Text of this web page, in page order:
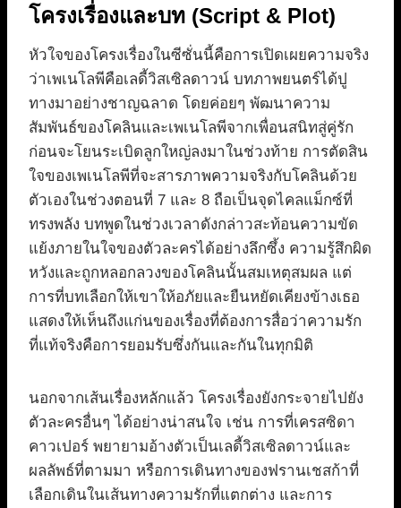
โครงเรื่องและบท (Script & Plot)
หัวใจของโครงเรื่องในซีซั่นนี้คือการเปิดเผยความจริง
ว่าเพเนโลพีคือเลดี้วิสเซิลดาวน์ บทภาพยนตร์ได้ปู
ทางมาอย่างชาญฉลาด โดยค่อยๆ พัฒนาความ
สัมพันธ์ของโคลินและเพเนโลพีจากเพื่อนสนิทสู่คู่รัก
ก่อนจะโยนระเบิดลูกใหญ่ลงมาในช่วงท้าย การตัดสิน
ใจของเพเนโลพีที่จะสารภาพความจริงกับโคลินด้วย
ตัวเองในช่วงตอนที่ 7 และ 8 ถือเป็นจุดไคลแม็กซ์ที่
ทรงพลัง บทพูดในช่วงเวลาดังกล่าวสะท้อนความขัด
แย้งภายในใจของตัวละครได้อย่างลึกซึ้ง ความรู้สึกผิด
หวังและถูกหลอกลวงของโคลินนั้นสมเหตุสมผล แต่
การที่บทเลือกให้เขาให้อภัยและยืนหยัดเคียงข้างเธอ
แสดงให้เห็นถึงแก่นของเรื่องที่ต้องการสื่อว่าความรัก
ที่แท้จริงคือการยอมรับซึ่งกันและกันในทุกมิติ
นอกจากเส้นเรื่องหลักแล้ว โครงเรื่องยังกระจายไปยัง
ตัวละครอื่นๆ ได้อย่างน่าสนใจ เช่น การที่เครสซิดา
คาวเปอร์ พยายามอ้างตัวเป็นเลดี้วิสเซิลดาวน์และ
ผลลัพธ์ที่ตามมา หรือการเดินทางของฟรานเชสก้าที่
เลือกเดินในเส้นทางความรักที่แตกต่าง และการ